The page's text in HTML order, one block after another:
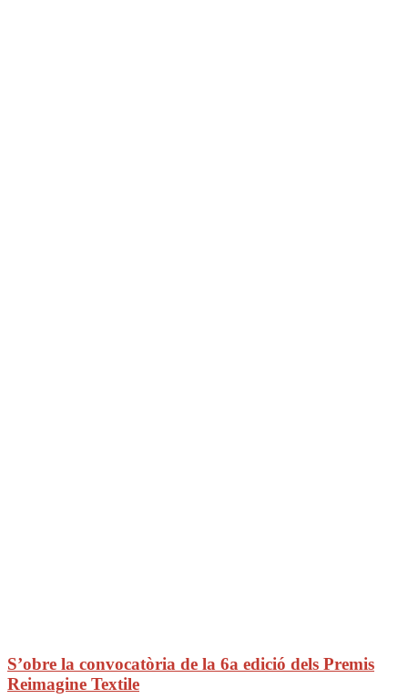
S’obre la convocatòria de la 6a edició dels Premis
Reimagine Textile